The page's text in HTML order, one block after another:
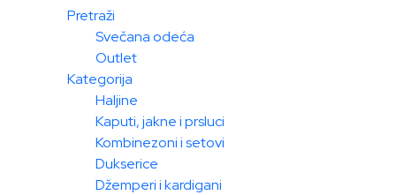
Pretraži
Svečana odeća
Outlet
Kategorija
Haljine
Kaputi, jakne i prsluci
Kombinezoni i setovi
Dukserice
Džemperi i kardigani